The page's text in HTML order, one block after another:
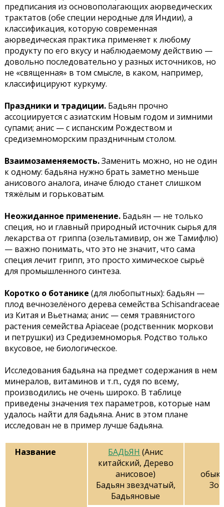
предписания из основополагающих аюрведических
трактатов (обе специи неродные для Индии), а
классификация, которую современная
аюрведическая практика применяет к любому
продукту по его вкусу и наблюдаемому действию —
довольно последовательно у разных источников, но
не «священная» в том смысле, в каком, например,
классифицируют куркуму.
Праздники и традиции.Бадьян прочно
ассоциируется с азиатским Новым годом и зимними
супами; анис — с испанским Рождеством и
средиземноморским праздничным столом.
Взаимозаменяемость.Заменить можно, но не один
к одному: бадьяна нужно брать заметно меньше
анисового аналога, иначе блюдо станет слишком
тяжёлым и горьковатым.
Неожиданное применение.Бадьян — не только
специя, но и главный природный источник сырья для
лекарства от гриппа (озельтамивир, он же Тамифлю)
— важно понимать, что это не значит, что сама
специя лечит грипп, это просто химическое сырьё
для промышленного синтеза.
Коротко о ботанике (для любопытных): бадьян —
плод вечнозелёного дерева семейства Schisandraceae
из Китая и Вьетнама; анис — семя травянистого
растения семейства Apiaceae (родственник моркови
и петрушки) из Средиземноморья. Родство только
вкусовое, не биологическое.
Исследования бадьяна на предмет содержания в нем
минералов, витаминов и т.п., судя по всему,
производились не очень широко. В таблице
приведены значения тех параметров, которые нам
удалось найти для бадьяна. Анис в этом плане
исследован не в пример лучше бадьяна.
Название БАДЬЯН (Анис
китайский, Дерево
анисовое)
Бадьян звездчатый,
Бадьяновые